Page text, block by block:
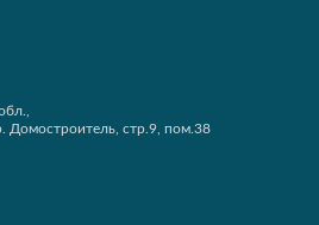
Домостроитель, стр.9, пом.38